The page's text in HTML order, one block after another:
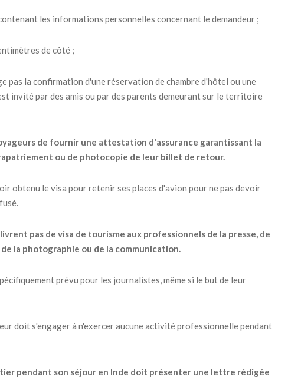
les informations personnelles concernant le demandeur ;
de côté ;
pas la confirmation d'une réservation de chambre d'hôtel ou une
invité par des amis ou par des parents demeurant sur le territoire
de fournir une attestation d'assurance garantissant la
ou de photocopie de leur billet de retour.
obtenu le visa pour retenir ses places d'avion pour ne pas devoir
pas de visa de tourisme aux professionnels de la presse, de
la photographie ou de la communication.
prévu pour les journalistes, même si le but de leur
doit s'engager à n'exercer aucune activité professionnelle pendant
pendant son séjour en Inde doit présenter une lettre rédigée